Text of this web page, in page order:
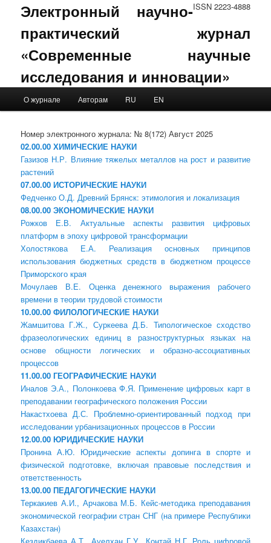
ISSN 2223-4888
Электронный научно-
практический журнал
«Современные научные
исследования и инновации»
Skip to primary content
Skip to secondary content
О журнале Авторам RU EN
Номер электронного журнала: № 8(172) Август 2025
02.00.00 ХИМИЧЕСКИЕ НАУКИ
Газизов Н.Р. Влияние тяжелых металлов на рост и развитие
растений
07.00.00 ИСТОРИЧЕСКИЕ НАУКИ
Федченко О.Д. Древний Брянск: этимология и локализация
08.00.00 ЭКОНОМИЧЕСКИЕ НАУКИ
Рожков Е.В. Актуальные аспекты развития цифровых
платформ в эпоху цифровой трансформации
Холостякова Е.А. Реализация основных принципов
использования бюджетных средств в бюджетном процессе
Приморского края
Мочулаев В.Е. Оценка денежного выражения рабочего
времени в теории трудовой стоимости
10.00.00 ФИЛОЛОГИЧЕСКИЕ НАУКИ
Жамшитова Г.Ж., Суркеева Д.Б. Типологическое сходство
фразеологических единиц в разноструктурных языках на
основе общности логических и образно-ассоциативных
процессов
11.00.00 ГЕОГРАФИЧЕСКИЕ НАУКИ
Иналов Э.А., Полонкоева Ф.Я. Применение цифровых карт в
преподавании географического положения России
Накастхоева Д.С. Проблемно-ориентированный подход при
исследовании урбанизационных процессов в России
12.00.00 ЮРИДИЧЕСКИЕ НАУКИ
Пронина А.Ю. Юридические аспекты допинга в спорте и
физической подготовке, включая правовые последствия и
ответственность
13.00.00 ПЕДАГОГИЧЕСКИЕ НАУКИ
Теркакиев А.И., Арчакова М.Б. Кейс-методика преподавания
экономической географии стран СНГ (на примере Республики
Казахстан)